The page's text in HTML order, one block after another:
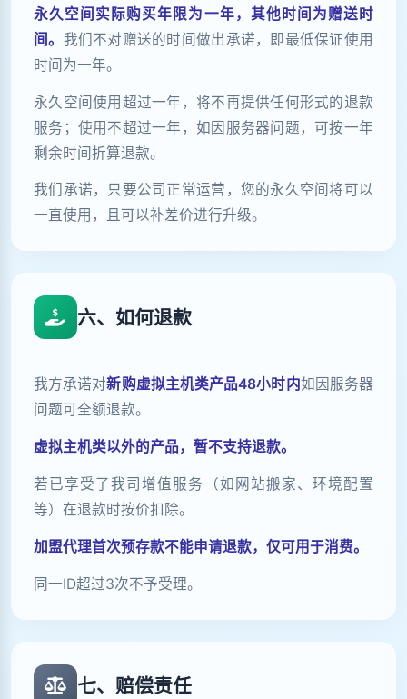
永久空间实际购买年限为一年，其他时间为赠送时
间。 我们不对赠送的时间做出承诺，即最低保证使用
时间为一年。
永久空间使用超过一年，将不再提供任何形式的退款
服务；使用不超过一年，如因服务器问题，可按一年
剩余时间折算退款。
我们承诺，只要公司正常运营，您的永久空间将可以
一直使用，且可以补差价进行升级。
六、如何退款
我方承诺对新购虚拟主机类产品48小时内如因服务器
问题可全额退款。
虚拟主机类以外的产品，暂不支持退款。
若已享受了我司增值服务（如网站搬家、环境配置
等）在退款时按价扣除。
加盟代理首次预存款不能申请退款，仅可用于消费。
同一ID超过3次不予受理。
七、赔偿责任